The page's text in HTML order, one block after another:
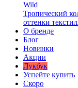
Wild
Тропический
оттенки
О бренде
Блог
Новинки
Акции
Лукбук
Успейте купить
Скоро